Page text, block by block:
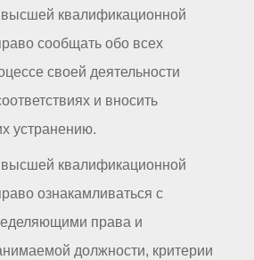
высшей квалификационной
сообщать обо всех
своей деятельности
и вносить
устранению.
высшей квалификационной
ознакамливаться с
права и
должности, критерии